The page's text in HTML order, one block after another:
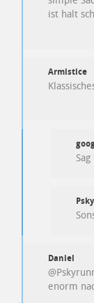
ist halt
Armistice
Daniel
enorm